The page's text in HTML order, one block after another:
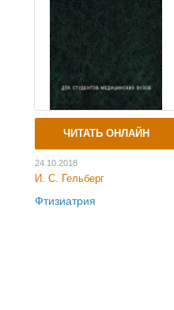
ЧИТАТЬ ОНЛАЙН
24.10.2018
И. С. Гельберг
Фтизиатрия